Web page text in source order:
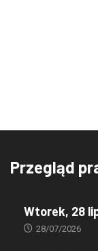
Przegląd
Wtorek, 28
28/07/2026